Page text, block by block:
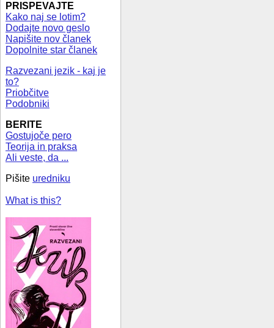
PRISPEVAJTE
Kako naj se lotim?
Dodajte novo geslo
Napišite nov članek
Dopolnite star članek
Razvezani jezik - kaj je
to?
Priobčitve
Podobniki
BERITE
Gostujoče pero
Teorija in praksa
Ali veste, da ...
Pišite uredniku
What is this?